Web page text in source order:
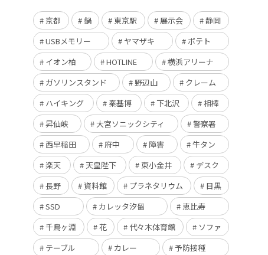
京都 鍋 東京駅 展示会
静岡
USBメモリー
ヤマザキ
ポテト
イオン柏
HOTLINE
横浜アリーナ
ガソリンスタンド
野辺山
クレーム
ハイキング
秦基博 下北沢
相棒
昇仙峡
大宮ソニックシティ
警察署
西早稲田
府中 障害
牛タン
楽天
天皇陛下 東小金井
デスク
長野
資料館 プラネタリウム
目黒
SSD
カレッタ汐留
恵比寿
千鳥ヶ淵
花 代々木体育館
ソファ
テーブル
カレー
予防接種